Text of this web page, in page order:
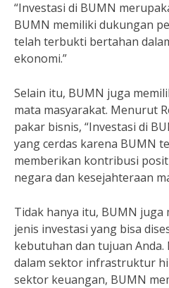
“Investasi di BUMN
BUMN memiliki dukungan
telah terbukti bertahan
ekonomi.”
Selain itu, BUMN juga
mata masyarakat. Menurut
pakar bisnis, “Investasi di
yang cerdas karena BUMN
memberikan kontribusi
negara dan kesejahteraan
Tidak hanya itu, BUMN
jenis investasi yang bisa
kebutuhan dan tujuan Anda.
dalam sektor infrastruktur
sektor keuangan, BUMN